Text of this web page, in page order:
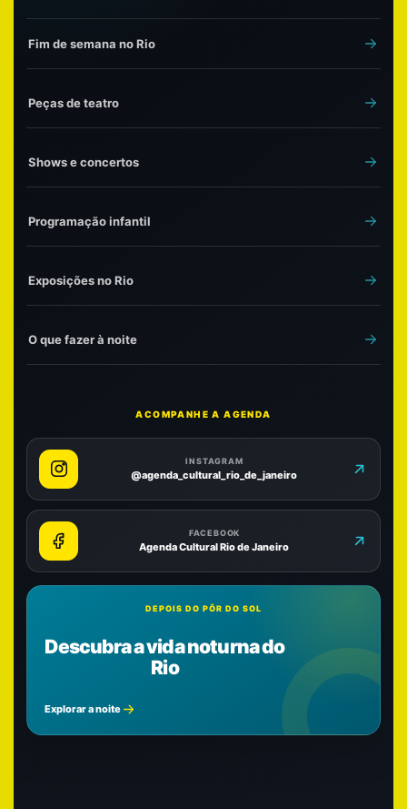
Fim de semana no Rio
Peças de teatro
Shows e concertos
Programação infantil
Exposições no Rio
O que fazer à noite
ACOMPANHE A AGENDA
INSTAGRAM
@agenda_cultural_rio_de_janeiro
FACEBOOK
Agenda Cultural Rio de Janeiro
DEPOIS DO PÔR DO SOL
Descubra a vida noturna do
Rio
Explorar a noite